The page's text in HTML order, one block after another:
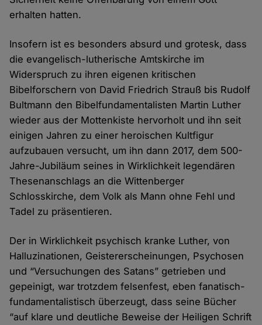
erhalten hatten.
Insofern ist es besonders absurd und grotesk, dass
die evangelisch-lutherische Amtskirche im
Widerspruch zu ihren eigenen kritischen
Bibelforschern von David Friedrich Strauß bis Rudolf
Bultmann den Bibelfundamentalisten Martin Luther
wieder aus der Mottenkiste hervorholt und ihn seit
einigen Jahren zu einer heroischen Kultfigur
aufzubauen versucht, um ihn dann 2017, dem 500-
Jahre-Jubiläum seines in Wirklichkeit legendären
Thesenanschlags an die Wittenberger
Schlosskirche, dem Volk als Mann ohne Fehl und
Tadel zu präsentieren.
Der in Wirklichkeit psychisch kranke Luther, von
Halluzinationen, Geistererscheinungen, Psychosen
und “Versuchungen des Satans” getrieben und
gepeinigt, war trotzdem felsenfest, eben fanatisch-
fundamentalistisch überzeugt, dass seine Bücher
“auf klare und deutliche Beweise der Heiligen Schrift